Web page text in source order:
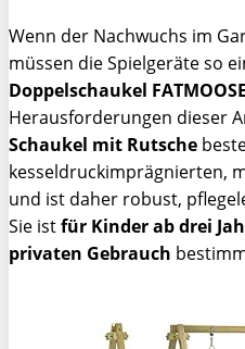
Wenn der Nachwuchs im
müssen die Spielgeräte so
Doppelschaukel
Herausforderungen dieser
Schaukel mit Rutsche
kesseldruckimprägnierten,
und ist daher robust,
Sie istfür Kinder ab drei
privaten Gebrauch